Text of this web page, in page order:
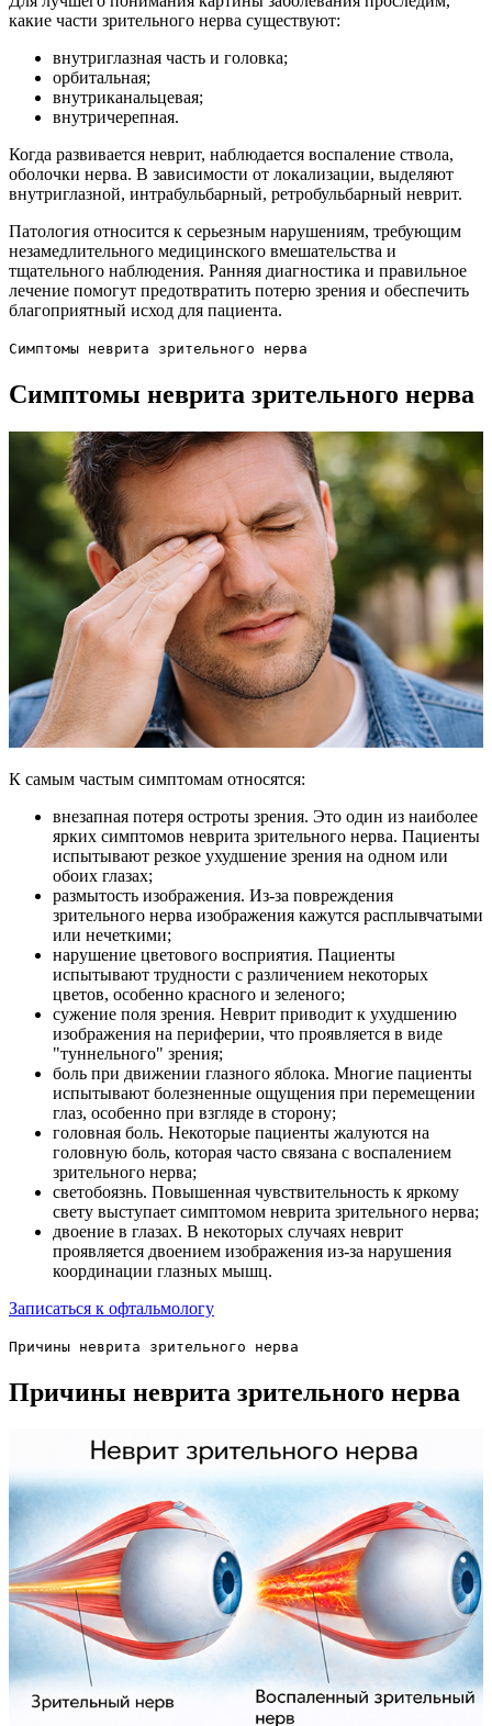
какие части зрительного нерва существуют:
внутриглазная часть и головка;
орбитальная;
внутриканальцевая;
внутричерепная.
Когда развивается неврит, наблюдается воспаление ствола,
оболочки нерва. В зависимости от локализации, выделяют
внутриглазной, интрабульбарный, ретробульбарный неврит.
Патология относится к серьезным нарушениям, требующим
незамедлительного медицинского вмешательства и
тщательного наблюдения. Ранняя диагностика и правильное
лечение помогут предотвратить потерю зрения и обеспечить
благоприятный исход для пациента.
Симптомы неврита зрительного нерва
Симптомы неврита зрительного нерва
К самым частым симптомам относятся:
внезапная потеря остроты зрения. Это один из наиболее
ярких симптомов неврита зрительного нерва. Пациенты
испытывают резкое ухудшение зрения на одном или
обоих глазах;
размытость изображения. Из-за повреждения
зрительного нерва изображения кажутся расплывчатыми
или нечеткими;
нарушение цветового восприятия. Пациенты
испытывают трудности с различением некоторых
цветов, особенно красного и зеленого;
сужение поля зрения. Неврит приводит к ухудшению
изображения на периферии, что проявляется в виде
"туннельного" зрения;
боль при движении глазного яблока. Многие пациенты
испытывают болезненные ощущения при перемещении
глаз, особенно при взгляде в сторону;
головная боль. Некоторые пациенты жалуются на
головную боль, которая часто связана с воспалением
зрительного нерва;
светобоязнь. Повышенная чувствительность к яркому
свету выступает симптомом неврита зрительного нерва;
двоение в глазах. В некоторых случаях неврит
проявляется двоением изображения из-за нарушения
координации глазных мышц.
Записаться к офтальмологу
Причины неврита зрительного нерва
Причины неврита зрительного нерва